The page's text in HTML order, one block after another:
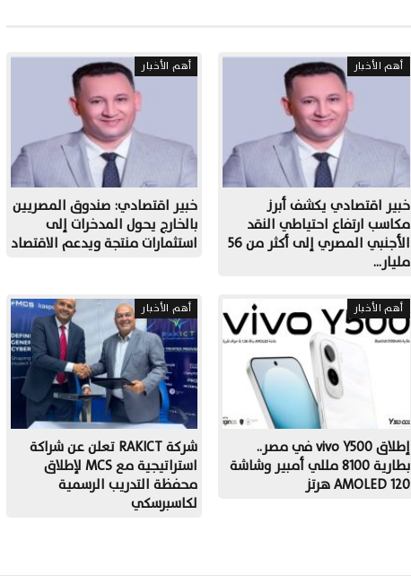
أهم الأخبار
خبير اقتصادي يكشف أبرز
مكاسب ارتفاع احتياطي النقد
الأجنبي المصري إلى أكثر من 56
مليار…
أهم الأخبار
خبير اقتصادي: صندوق المصريين
بالخارج يحول المدخرات إلى
استثمارات منتجة ويدعم الاقتصاد
أهم الأخبار
إطلاق vivo Y500 في مصر..
بطارية 8100 مللي أمبير وشاشة
AMOLED 120 هرتز
أهم الأخبار
شركة RAKICT تعلن عن شراكة
استراتيجية مع MCS لإطلاق
محفظة التدريب الرسمية
لكاسبرسكي